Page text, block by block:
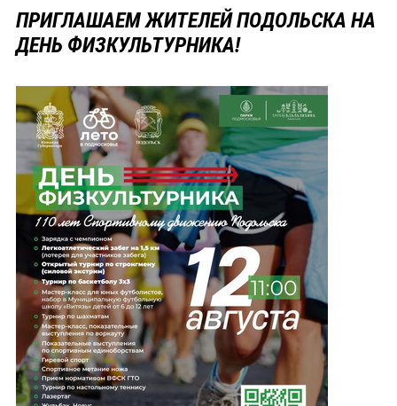
ПРИГЛАШАЕМ ЖИТЕЛЕЙ ПОДОЛЬСКА НА
ДЕНЬ ФИЗКУЛЬТУРНИКА!